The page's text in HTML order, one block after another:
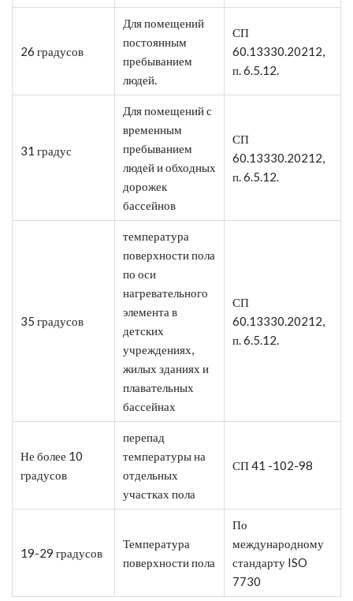
26 градусов
Для помещений
постоянным
пребыванием
людей.
СП
60.13330.20212,
п. 6.5.12.
31 градус
Для помещений с
временным
пребыванием
людей и обходных
дорожек
бассейнов
СП
60.13330.20212,
п. 6.5.12.
35 градусов
температура
поверхности пола
по оси
нагревательного
элемента в
детских
учреждениях,
жилых зданиях и
плавательных
бассейнах
СП
60.13330.20212,
п. 6.5.12.
Не более 10
градусов
перепад
температуры на
отдельных
участках пола
СП 41 -102-98
19-29 градусов
Температура
поверхности пола
По
международному
стандарту ISO
7730